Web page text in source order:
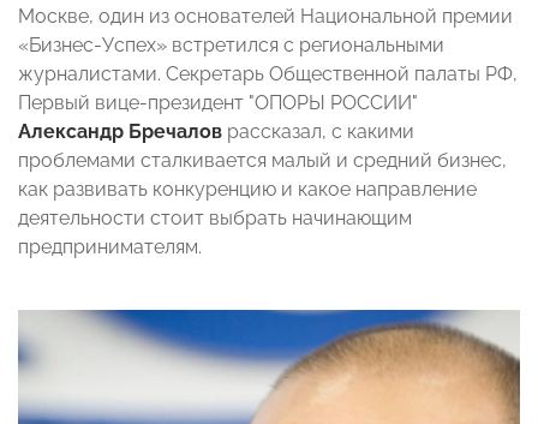
Москве, один из основателей Национальной премии
«Бизнес-Успех» встретился с региональными
журналистами. Секретарь Общественной палаты РФ,
Первый вице-президент "ОПОРЫ РОССИИ"
Александр Бречалов рассказал, с какими
проблемами сталкивается малый и средний бизнес,
как развивать конкуренцию и какое направление
деятельности стоит выбрать начинающим
предпринимателям.